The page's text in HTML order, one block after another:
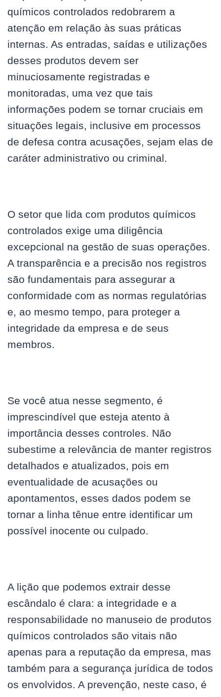
químicos controlados redobrarem a
atenção em relação às suas práticas
internas. As entradas, saídas e utilizações
desses produtos devem ser
minuciosamente registradas e
monitoradas, uma vez que tais
informações podem se tornar cruciais em
situações legais, inclusive em processos
de defesa contra acusações, sejam elas de
caráter administrativo ou criminal.
O setor que lida com produtos químicos
controlados exige uma diligência
excepcional na gestão de suas operações.
A transparência e a precisão nos registros
são fundamentais para assegurar a
conformidade com as normas regulatórias
e, ao mesmo tempo, para proteger a
integridade da empresa e de seus
membros.
Se você atua nesse segmento, é
imprescindível que esteja atento à
importância desses controles. Não
subestime a relevância de manter registros
detalhados e atualizados, pois em
eventualidade de acusações ou
apontamentos, esses dados podem se
tornar a linha tênue entre identificar um
possível inocente ou culpado.
A lição que podemos extrair desse
escândalo é clara: a integridade e a
responsabilidade no manuseio de produtos
químicos controlados são vitais não
apenas para a reputação da empresa, mas
também para a segurança jurídica de todos
os envolvidos. A prevenção, neste caso, é